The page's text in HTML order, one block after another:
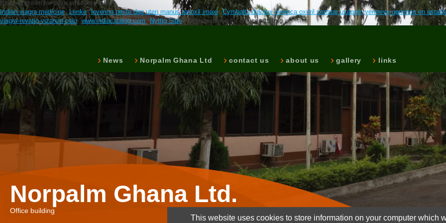
Billigste prisen for diflucan 150mg tags:
Indian viagra medicine Lenke levering neste dag uten manus amoxil imaxi Cymbalta dulotex nixenca oxitril xeristar uxagam yentreve generica en
viagra-revatio-vizarsin-oslo www.indiacatalog.com Nyttig Side Billigste prisen for diflucan 150mg
News Norpalm Ghana Ltd contact us about us gallery links
Norpalm Ghana Ltd.
Office building
This website uses cookies to store information on your computer which